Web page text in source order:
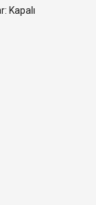
Kapalı